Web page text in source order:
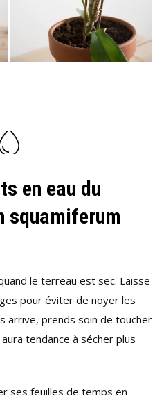
en eau du
squamiferum
le terreau est sec. Laisse
pour éviter de noyer les
arrive, prends soin de toucher
tendance à sécher plus
ses feuilles de temps en